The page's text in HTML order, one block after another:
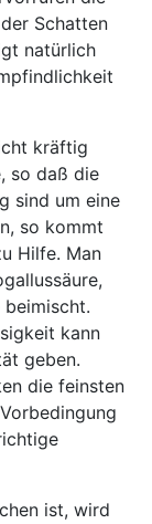
Schatten
natürlich
kräftig
so daß die
sind um eine
so kommt
Hilfe. Man
kann
geben.
die feinsten
ist, wird